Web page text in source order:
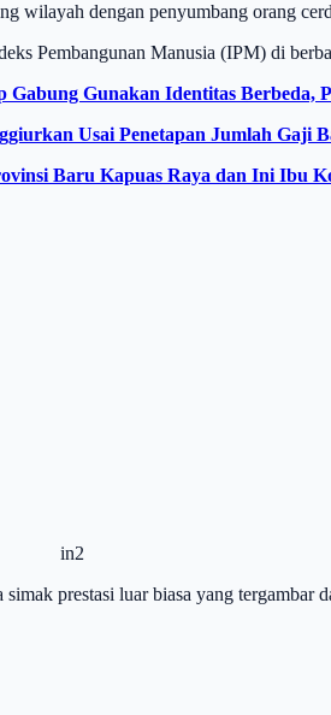
wilayah dengan penyumbang orang
Pembangunan Manusia (IPM) di
Gunakan Identitas Berbeda,
Usai Penetapan Jumlah Gaji
Baru Kapuas Raya dan Ini Ibu
in2
prestasi luar biasa yang tergambar